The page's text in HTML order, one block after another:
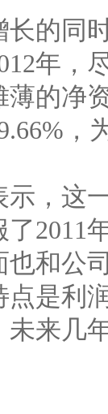
同时
年，
薄的净
，
这一
了2011
也和公
点是利
未来几